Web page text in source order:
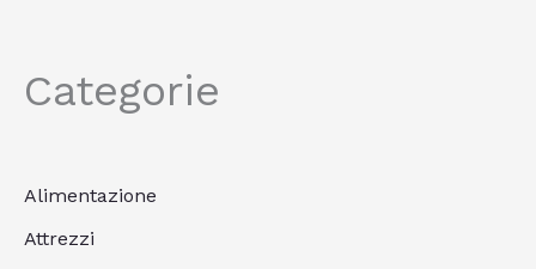
Categorie
Alimentazione
Attrezzi